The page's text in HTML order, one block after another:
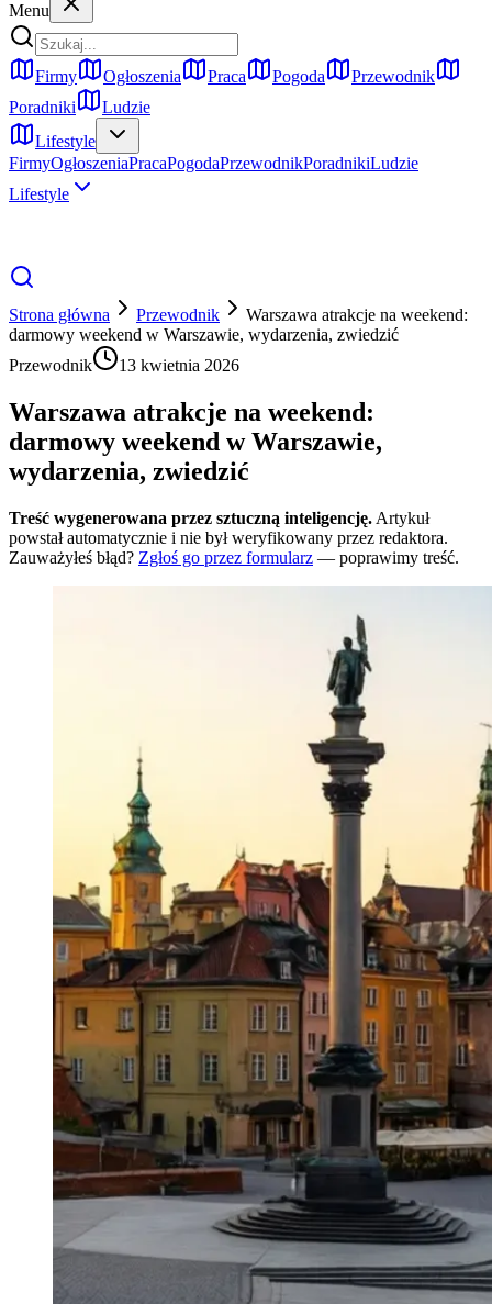
Menu
Firmy Ogłoszenia Praca Pogoda
Przewodnik
Poradniki
Ludzie
Lifestyle
FirmyOgłoszeniaPracaPogodaPrzewodnikPoradnikiLudzie
Lifestyle
Strona główna Przewodnik
Warszawa atrakcje na weekend:
darmowy weekend w Warszawie, wydarzenia, zwiedzić
Przewodnik
13 kwietnia 2026
Warszawa atrakcje na weekend:
darmowy weekend w Warszawie,
wydarzenia, zwiedzić
Treść wygenerowana przez sztuczną inteligencję. Artykuł
powstał automatycznie i nie był weryfikowany przez redaktora.
Zauważyłeś błąd? Zgłoś go przez formularz — poprawimy treść.